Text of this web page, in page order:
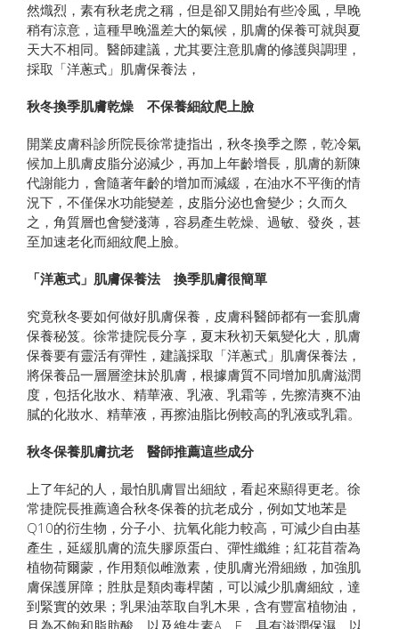
然熾烈，素有秋老虎之稱，但是卻又開始有些冷風，早晚
稍有涼意，這種早晚溫差大的氣候，肌膚的保養可就與夏
天大不相同。醫師建議，尤其要注意肌膚的修護與調理，
採取「洋蔥式」肌膚保養法，
秋冬換季肌膚乾燥 不保養細紋爬上臉
開業皮膚科診所院長徐常捷指出，秋冬換季之際，乾冷氣
候加上肌膚皮脂分泌減少，再加上年齡增長，肌膚的新陳
代謝能力，會隨著年齡的增加而減緩，在油水不平衡的情
況下，不僅保水功能變差，皮脂分泌也會變少；久而久
之，角質層也會變淺薄，容易產生乾燥、過敏、發炎，甚
至加速老化而細紋爬上臉。
「洋蔥式」肌膚保養法 換季肌膚很簡單
究竟秋冬要如何做好肌膚保養，皮膚科醫師都有一套肌膚
保養秘笈。徐常捷院長分享，夏末秋初天氣變化大，肌膚
保養要有靈活有彈性，建議採取「洋蔥式」肌膚保養法，
將保養品一層層塗抹於肌膚，根據膚質不同增加肌膚滋潤
度，包括化妝水、精華液、乳液、乳霜等，先擦清爽不油
膩的化妝水、精華液，再擦油脂比例較高的乳液或乳霜。
秋冬保養肌膚抗老 醫師推薦這些成分
上了年紀的人，最怕肌膚冒出細紋，看起來顯得更老。徐
常捷院長推薦適合秋冬保養的抗老成分，例如艾地苯是
Q10的衍生物，分子小、抗氧化能力較高，可減少自由基
產生，延緩肌膚的流失膠原蛋白、彈性纖維；紅花苜蓿為
植物荷爾蒙，作用類似雌激素，使肌膚光滑細緻，加強肌
膚保護屏障；胜肽是類肉毒桿菌，可以減少肌膚細紋，達
到緊實的效果；乳果油萃取自乳木果，含有豐富植物油，
且為不飽和脂肪酸，以及維生素A、E，具有滋潤保濕，以